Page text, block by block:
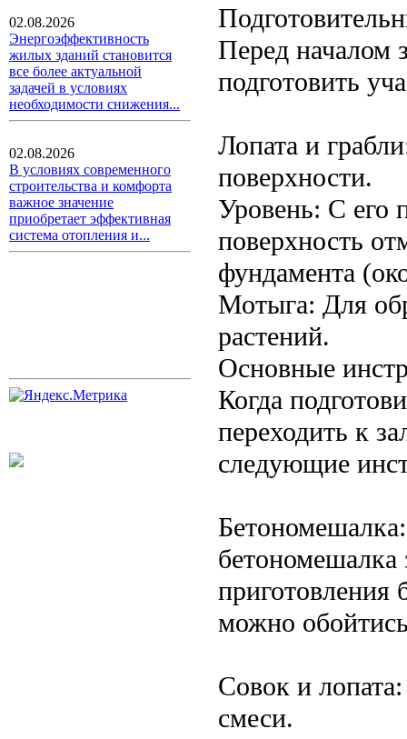
02.08.2026
Энергоэффективность
жилых зданий становится
все более актуальной
задачей в условиях
необходимости снижения...
02.08.2026
В условиях современного
строительства и комфорта
важное значение
приобретает эффективная
система отопления и...
Перед началом
подготовить
Лопата и
поверхности.
Уровень: С его
поверхность
фундамента
Мотыга: Для
растений.
Основные
Когда
переходить к
следующие
бетономешалка
приготовления
можно
Совок и
смеси.